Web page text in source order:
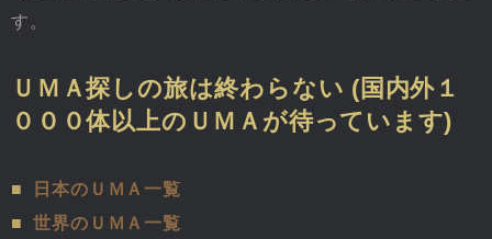
す。
ＵＭＡ探しの旅は終わらない (国内外１
０００体以上のＵＭＡが待っています)
■
日本のＵＭＡ一覧
■
世界のＵＭＡ一覧